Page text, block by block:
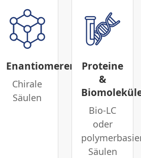
Enantiomerentrennung
Chirale
Säulen
Proteine
&
Bio-LC
oder
Säulen